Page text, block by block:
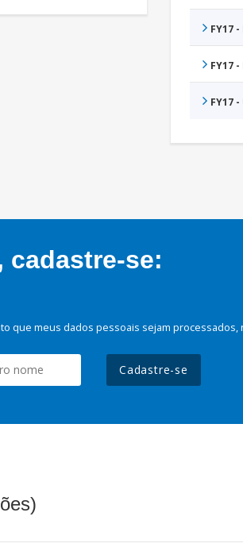
FY17
FY17
FY17
cadastre-se:
que meus dados pessoais sejam
Cadastre-se